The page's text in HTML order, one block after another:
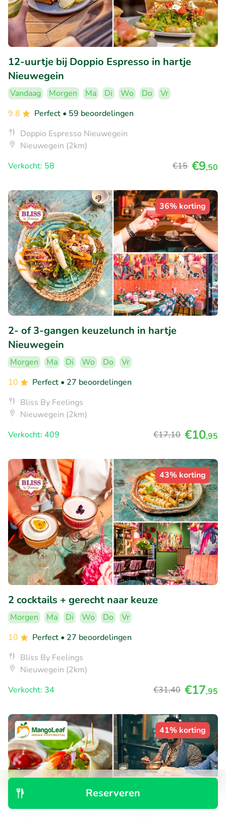
Reserveren
12-uurtje bij Doppio Espresso in hartje
Nieuwegein
Vandaag Morgen Ma Di Wo Do
Vr
9.8
Perfect • 59 beoordelingen
Doppio Espresso Nieuwegein
Nieuwegein (2km)
Verkocht: 58
€15 €9,50
36% korting
2- of 3-gangen keuzelunch in hartje
Nieuwegein
Morgen Ma Di Wo Do
Vr
10
Perfect • 27 beoordelingen
Bliss By Feelings
Nieuwegein (2km)
Verkocht: 409
€17,10 €10,95
43% korting
2 cocktails + gerecht naar keuze
Morgen Ma Di Wo Do
Vr
10
Perfect • 27 beoordelingen
Bliss By Feelings
Nieuwegein (2km)
Verkocht: 34
€31,40 €17,95
41% korting